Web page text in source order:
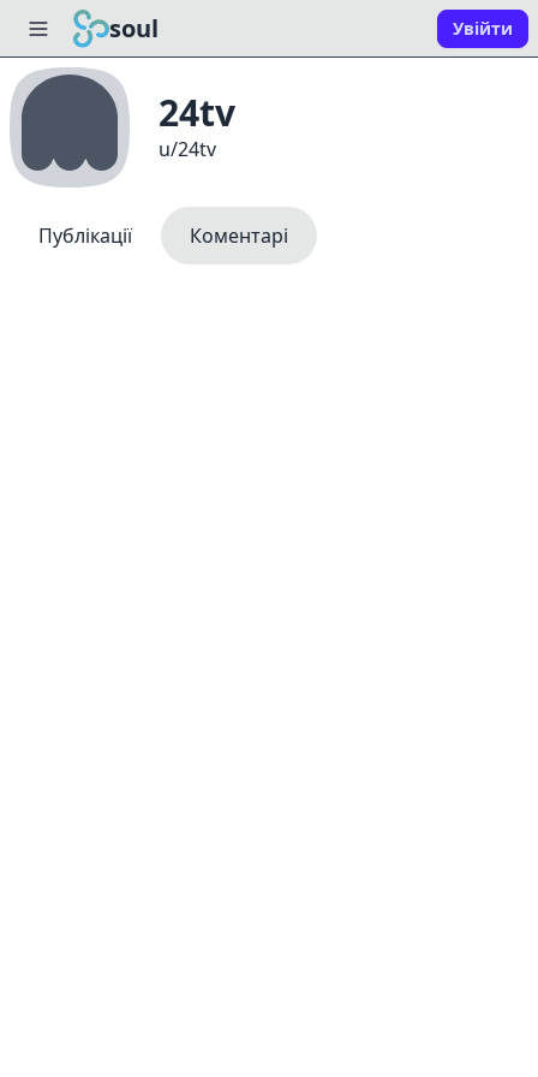
soul Увійти
24tv
u/24tv
Публікації Коментарі